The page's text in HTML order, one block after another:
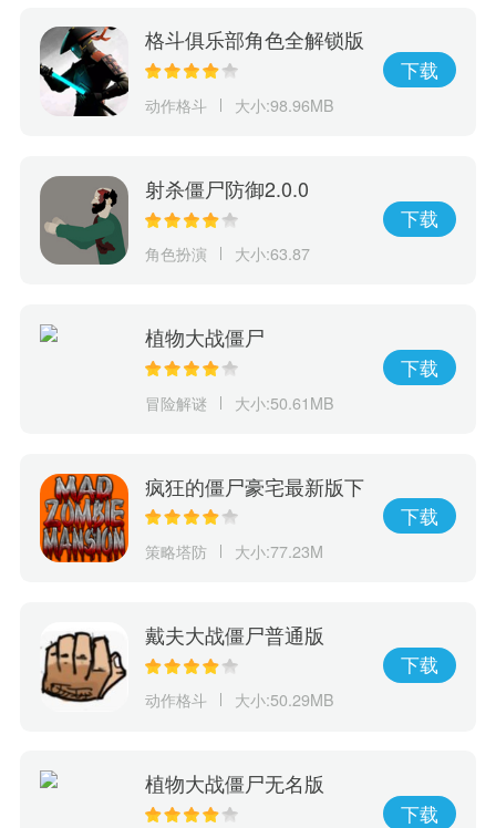
格斗俱乐部角色全解锁版
动作格斗 大小:98.96MB
下载
射杀僵尸防御2.0.0
角色扮演 大小:63.87
下载
植物大战僵尸
冒险解谜 大小:50.61MB
下载
疯狂的僵尸豪宅最新版下
载
策略塔防 大小:77.23M
下载
戴夫大战僵尸普通版
动作格斗 大小:50.29MB
下载
植物大战僵尸无名版
下载